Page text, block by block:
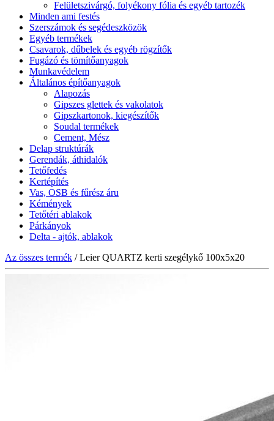
Felületszivárgó, folyékony fólia és egyéb tartozék
Minden ami festés
Szerszámok és segédeszközök
Egyéb termékek
Csavarok, dűbelek és egyéb rögzítők
Fugázó és tömítőanyagok
Munkavédelem
Általános építőanyagok
Alapozás
Gipszes glettek és vakolatok
Gipszkartonok, kiegészítők
Soudal termékek
Cement, Mész
Delap struktúrák
Gerendák, áthidalók
Tetőfedés
Kertépítés
Vas, OSB és fűrész áru
Kémények
Tetőtéri ablakok
Párkányok
Delta - ajtók, ablakok
Az összes termék / Leier QUARTZ kerti szegélykő 100x5x20